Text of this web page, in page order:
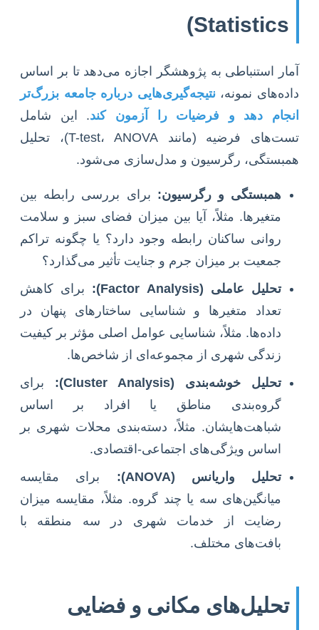
Statistics)
آمار استنباطی به پژوهشگر اجازه می‌دهد تا بر اساس
داده‌های نمونه،نتیجه‌گیری‌هایی درباره جامعه بزرگ‌تر
انجام دهد و فرضیات را آزمون کند. این شامل
تست‌های فرضیه (مانند T-test، ANOVA)، تحلیل
همبستگی، رگرسیون و مدل‌سازی می‌شود.
همبستگی و رگرسیون: برای بررسی رابطه بین
متغیرها. مثلاً، آیا بین میزان فضای سبز و سلامت
روانی ساکنان رابطه وجود دارد؟ یا چگونه تراکم
جمعیت بر میزان جرم و جنایت تأثیر می‌گذارد؟
تحلیل عاملی (Factor Analysis):
برای کاهش
تعداد متغیرها و شناسایی ساختارهای پنهان در
داده‌ها. مثلاً، شناسایی عوامل اصلی مؤثر بر کیفیت
زندگی شهری از مجموعه‌ای از شاخص‌ها.
تحلیل خوشه‌بندی (Cluster Analysis):
برای
گروه‌بندی مناطق یا افراد بر اساس
شباهت‌هایشان. مثلاً، دسته‌بندی محلات شهری بر
اساس ویژگی‌های اجتماعی-اقتصادی.
تحلیل واریانس (ANOVA):
برای مقایسه
میانگین‌های سه یا چند گروه. مثلاً، مقایسه میزان
رضایت از خدمات شهری در سه منطقه با
بافت‌های مختلف.
تحلیل‌های مکانی و فضایی